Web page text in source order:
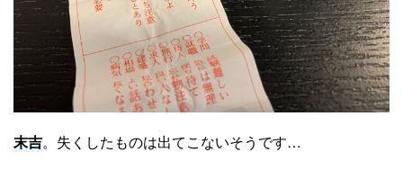
末吉。失くしたものは出てこないそうです…